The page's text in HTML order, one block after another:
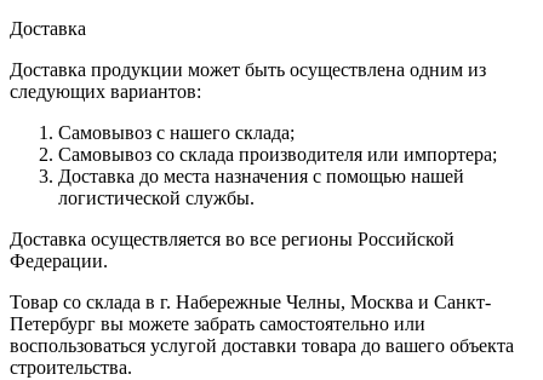
Доставка
Доставка продукции может быть осуществлена одним из
следующих вариантов:
Самовывоз с нашего склада;
Самовывоз со склада производителя или импортера;
Доставка до места назначения с помощью нашей
логистической службы.
Доставка осуществляется во все регионы Российской
Федерации.
Товар со склада в г. Набережные Челны, Москва и Санкт-
Петербург вы можете забрать самостоятельно или
воспользоваться услугой доставки товара до вашего объекта
строительства.